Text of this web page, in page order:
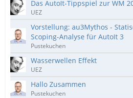
Das AutoIt-Tippspiel zur WM
UEZ
Vorstellung: au3Mythos -
Scoping-Analyse für AutoIt 3
Pustekuchen
Wasserwellen Effekt
UEZ
Hallo Zusammen
Pustekuchen